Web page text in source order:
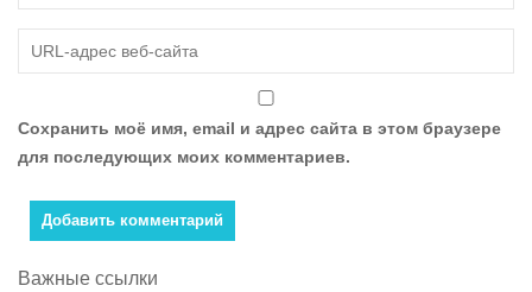
Сохранить моё имя, email и адрес сайта в этом браузере
для последующих моих комментариев.
Важные ссылки